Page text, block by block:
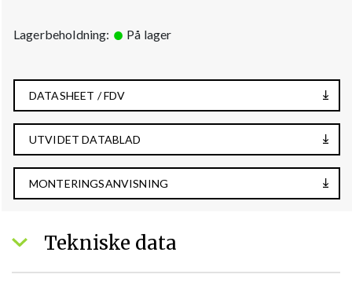
Lagerbeholdning: På lager
DATASHEET / FDV
UTVIDET DATABLAD
MONTERINGSANVISNING
Tekniske data